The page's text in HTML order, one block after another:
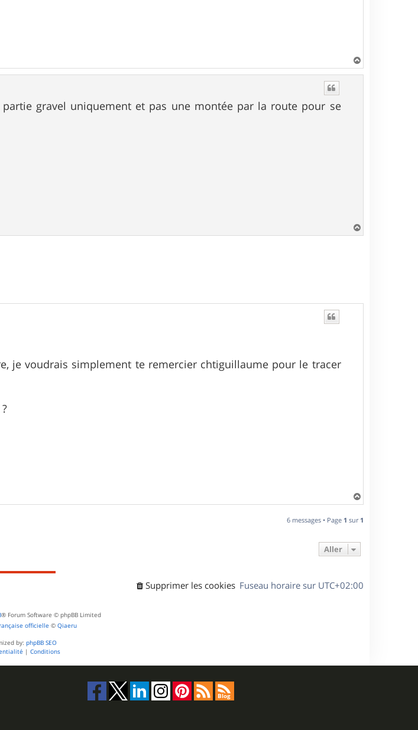
a
gravel uniquement et pas une montée par la route pour se
a
je voudrais simplement te remercier chtiguillaume pour le tracer
a
t
6 messages • Page 1 sur 1
Aller
Fuseau horaire sur UTC+02:00
Supprimer les cookies
® Forum Software © phpBB Limited
officielle © Qiaeru
by: phpBB SEO
| Conditions